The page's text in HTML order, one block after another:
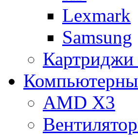
Lexmark
Samsung
AMD X3